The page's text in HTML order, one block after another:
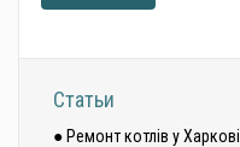
Статьи
● Ремонт котлів у Харкові